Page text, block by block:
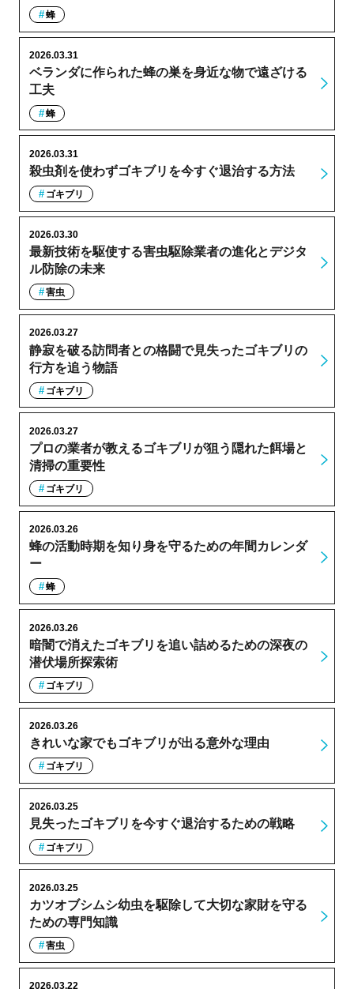
蜂
ベランダに作られた蜂の巣を身近な物で遠ざける
工夫
2026.03.31
蜂
殺虫剤を使わずゴキブリを今すぐ退治する方法
2026.03.31
ゴキブリ
最新技術を駆使する害虫駆除業者の進化とデジタ
ル防除の未来
2026.03.30
害虫
静寂を破る訪問者との格闘で見失ったゴキブリの
行方を追う物語
2026.03.27
ゴキブリ
プロの業者が教えるゴキブリが狙う隠れた餌場と
清掃の重要性
2026.03.27
ゴキブリ
蜂の活動時期を知り身を守るための年間カレンダ
ー
2026.03.26
蜂
暗闇で消えたゴキブリを追い詰めるための深夜の
潜伏場所探索術
2026.03.26
ゴキブリ
きれいな家でもゴキブリが出る意外な理由
2026.03.26
ゴキブリ
見失ったゴキブリを今すぐ退治するための戦略
2026.03.25
ゴキブリ
カツオブシムシ幼虫を駆除して大切な家財を守る
ための専門知識
2026.03.25
害虫
2026.03.22